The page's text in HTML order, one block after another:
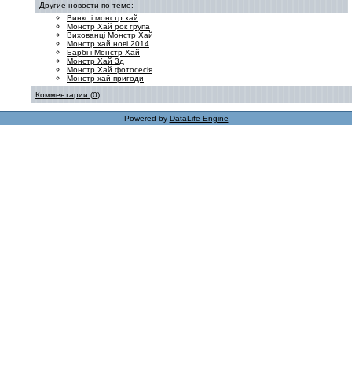
Другие новости по теме:
Винкс і монстр хай
Монстр Хай рок група
Вихованці Монстр Хай
Монстр хай нові 2014
Барбі і Монстр Хай
Монстр Хай 3д
Монстр Хай фотосесія
Монстр хай пригоди
Комментарии (0)
Powered by DataLife Engine